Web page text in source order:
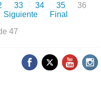
33 34 35
36
Siguiente
Final
47